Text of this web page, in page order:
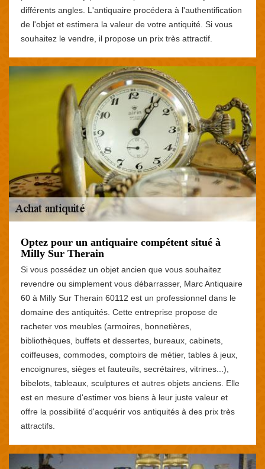
différents angles. L'antiquaire procédera à l'authentification
de l'objet et estimera la valeur de votre antiquité. Si vous
souhaitez le vendre, il propose un prix très attractif.
Optez pour un antiquaire compétent situé à
Milly Sur Therain
Si vous possédez un objet ancien que vous souhaitez
revendre ou simplement vous débarrasser, Marc Antiquaire
60 à Milly Sur Therain 60112 est un professionnel dans le
domaine des antiquités. Cette entreprise propose de
racheter vos meubles (armoires, bonnetières,
bibliothèques, buffets et dessertes, bureaux, cabinets,
coiffeuses, commodes, comptoirs de métier, tables à jeux,
encoignures, sièges et fauteuils, secrétaires, vitrines...),
bibelots, tableaux, sculptures et autres objets anciens. Elle
est en mesure d'estimer vos biens à leur juste valeur et
offre la possibilité d'acquérir vos antiquités à des prix très
attractifs.